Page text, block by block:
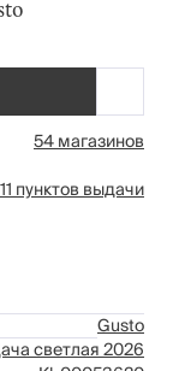
54 магазинов
пунктов выдачи
Gusto
светлая 2026